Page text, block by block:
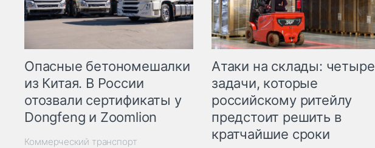
Опасные бетономешалки
из Китая. В России
отозвали сертификаты у
Dongfeng и Zoomlion
Коммерческий транспорт
Атаки на склады: четыре
задачи, которые
российскому ритейлу
предстоит решить в
кратчайшие сроки